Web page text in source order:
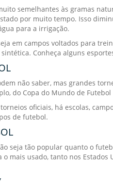
semelhantes às gramas
por muito tempo. Isso
para a irrigação.
em campos voltados para
Conheça alguns
não saber, mas grandes
do Copa do Mundo de
oficiais, há escolas,
de futebol.
seja tão popular quanto o
o mais usado, tanto nos